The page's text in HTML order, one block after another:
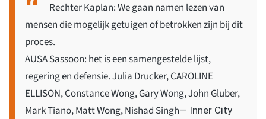
Rechter Kaplan: We gaan namen lezen van
mensen die mogelijk getuigen of betrokken zijn bij dit
proces.
AUSA Sassoon: het is een samengestelde lijst,
regering en defensie. Julia Drucker, CAROLINE
ELLISON, Constance Wong, Gary Wong, John Gluber,
Mark Tiano, Matt Wong, Nishad Singh— Inner City